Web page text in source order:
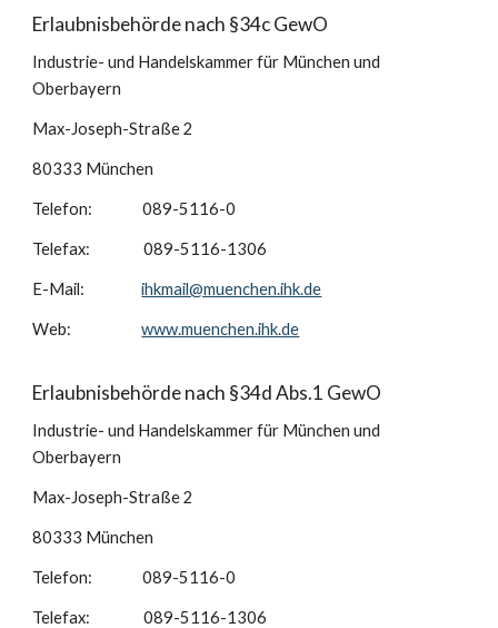
Erlaubnisbehörde nach §34c GewO
Industrie- und Handelskammer für München und
Oberbayern
Max-Joseph-Straße 2
80333 München
Telefon: 089-5116-0
Telefax: 089-5116-1306
E-Mail:ihkmail@muenchen.ihk.de
Web:www.muenchen.ihk.de
Erlaubnisbehörde nach §34d Abs.1 GewO
Industrie- und Handelskammer für München und
Oberbayern
Max-Joseph-Straße 2
80333 München
Telefon: 089-5116-0
Telefax: 089-5116-1306